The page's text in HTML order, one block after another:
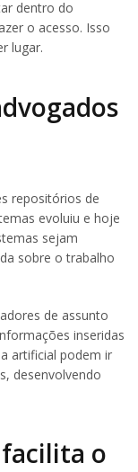
dentro do
o acesso. Isso
lugar.
repositórios de
evoluiu e hoje
sejam
sobre o trabalho
de assunto
inseridas
artificial podem ir
desenvolvendo
o